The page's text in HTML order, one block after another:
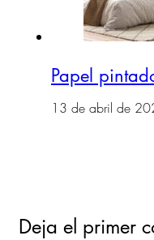
Papel
13 de abril de
Deja el primer